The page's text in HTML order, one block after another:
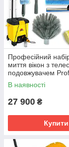
Професійний
миття вікон з
подовжувачем
QX-G60 (6 м)
В наявності
27 900 ₴
Купити